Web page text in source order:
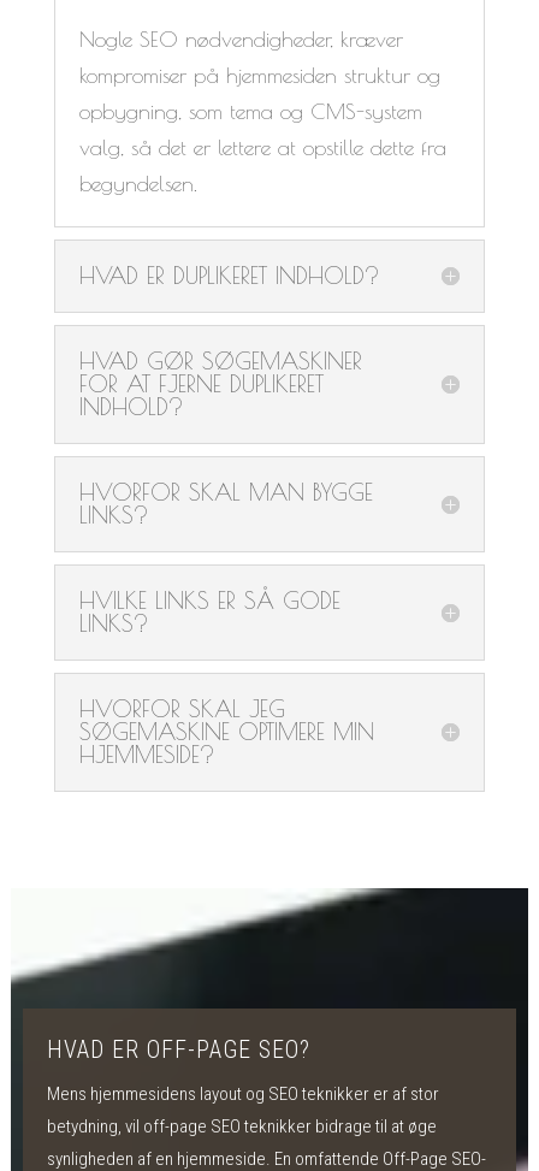
Nogle SEO nødvendigheder, kræver
kompromiser på hjemmesiden struktur og
opbygning, som tema og CMS-system
valg, så det er lettere at opstille dette fra
begyndelsen.
HVAD ER DUPLIKERET INDHOLD?
HVAD GØR SØGEMASKINER
FOR AT FJERNE DUPLIKERET
INDHOLD?
HVORFOR SKAL MAN BYGGE
LINKS?
HVILKE LINKS ER SÅ GODE
LINKS?
HVORFOR SKAL JEG
SØGEMASKINE OPTIMERE MIN
HJEMMESIDE?
HVAD ER OFF-PAGE SEO?
Mens hjemmesidens layout og SEO teknikker er af stor
betydning, vil off-page SEO teknikker bidrage til at øge
synligheden af en hjemmeside. En omfattende Off-Page SEO-